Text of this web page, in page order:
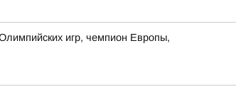
игр, чемпион Европы,